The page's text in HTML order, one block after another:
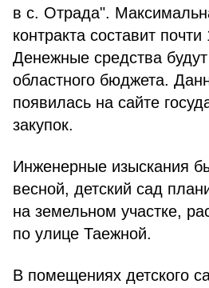
в с. Отрада".
контракта составит
Денежные средства
областного бюджета.
появилась на сайте
закупок.
Инженерные изыскания
весной, детский сад
на земельном участке,
по улице Таежной.
В помещениях детского